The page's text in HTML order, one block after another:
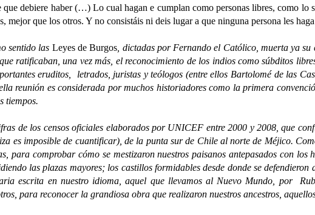
debiere haber (…) Lo cual hagan e cumplan como personas libres, como lo
mejor que los otros. Y no consistáis ni deis lugar a que ninguna persona les
las Leyes de Burgos , dictadas por Fernando el Católico, muerta ya
ratificaban, una vez más, el reconocimiento de los indios como súbditos
eruditos, letrados, juristas y teólogos (entre ellos Bartolomé de las
reunión es considerada por muchos historiadores como la primera
tiempos.
los censos oficiales elaborados por UNICEF entre 2000 y 2008, que
es imposible de cuantificar), de la punta sur de Chile al norte de Méjico.
para comprobar cómo se mestizaron nuestros paisanos antepasados con
las plazas mayores; los castillos formidables desde donde se
escrita en nuestro idioma, aquel que llevamos al Nuevo Mundo, por
para reconocer la grandiosa obra que realizaron nuestros ancestros,